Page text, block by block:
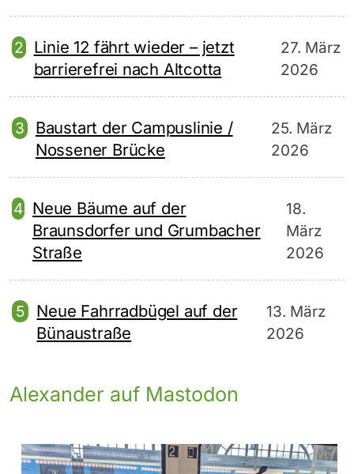
Linie 12 fährt wieder – jetzt
barrierefrei nach Altcotta
27. März
2026
Baustart der Campuslinie /
Nossener Brücke
25. März
2026
Neue Bäume auf der
Braunsdorfer und Grumbacher
Straße
18.
März
2026
Neue Fahrradbügel auf der
Bünaustraße
13. März
2026
Alexander auf Mastodon